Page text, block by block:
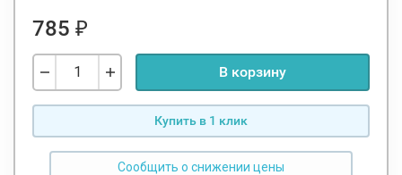
785 ₽
В корзину
Купить в 1 клик
Сообщить о снижении цены